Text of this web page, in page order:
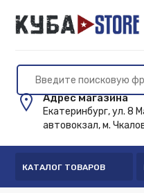
Адрес магазина
Екатеринбург, ул. 8
автовокзал, м.
КАТАЛОГ ТОВАРОВ